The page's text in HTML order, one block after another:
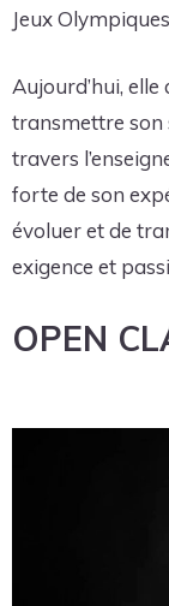
Jeux
Aujourd’hui,
transmettre son
travers
forte de son
évoluer et de
exigence et
OPEN